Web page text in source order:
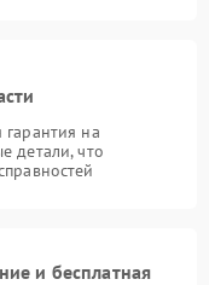
на
детали, что
и бесплатная